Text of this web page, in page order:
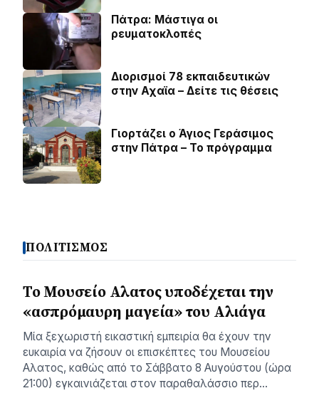
Πάτρα: Μάστιγα οι
ρευµατοκλοπές
Διορισμοί 78 εκπαιδευτικών
στην Αχαϊα – Δείτε τις θέσεις
Γιορτάζει ο Άγιος Γεράσιμος
στην Πάτρα – Το πρόγραμμα
ΠΟΛΙΤΙΣΜΟΣ
Το Μουσείο Αλατος υποδέχεται την
«ασπρόμαυρη μαγεία» του Αλιάγα
Μία ξεχωριστή εικαστική εμπειρία θα έχουν την
ευκαιρία να ζήσουν οι επισκέπτες του Μουσείου
Αλατος, καθώς από το Σάββατο 8 Αυγούστου (ώρα
21:00) εγκαινιάζεται στον παραθαλάσσιο περ…